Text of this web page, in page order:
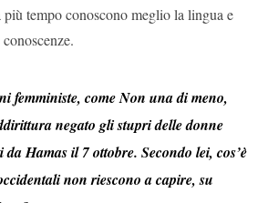
tempo conoscono meglio la lingua e
femministe, come Non una di meno,
negato gli stupri delle donne
Hamas il 7 ottobre. Secondo lei, cos’è
non riescono a capire, su